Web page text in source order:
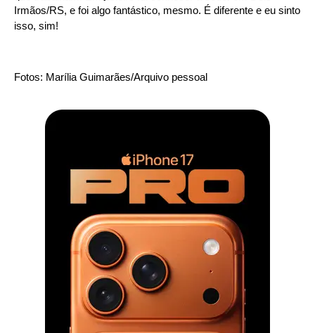
Irmãos/RS, e foi algo fantástico, mesmo. É diferente e eu sinto
isso, sim!
Fotos: Marília Guimarães/Arquivo pessoal